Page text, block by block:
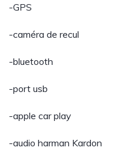
-GPS
-caméra de recul
-bluetooth
-port usb
-apple car play
-audio harman Kardon